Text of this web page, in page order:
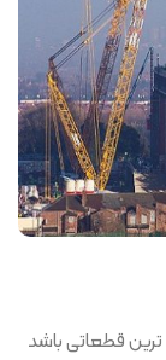
ترین قطعاتی باشد